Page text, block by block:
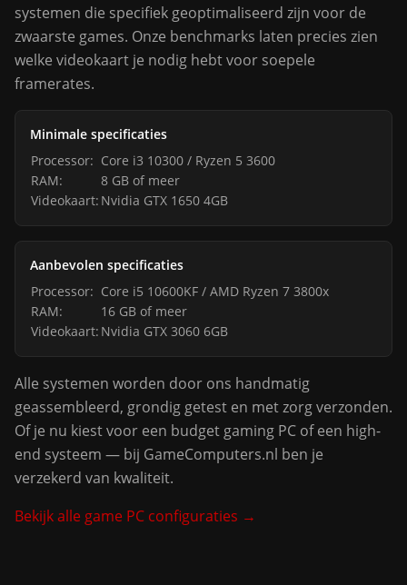
systemen die specifiek geoptimaliseerd zijn voor de
zwaarste games. Onze benchmarks laten precies zien
welke videokaart je nodig hebt voor soepele
framerates.
Minimale specificaties
Processor: Core i3 10300 / Ryzen 5 3600
RAM:
8 GB of meer
Videokaart: Nvidia GTX 1650 4GB
Aanbevolen specificaties
Processor: Core i5 10600KF / AMD Ryzen 7 3800x
RAM:
16 GB of meer
Videokaart: Nvidia GTX 3060 6GB
Alle systemen worden door ons handmatig
geassembleerd, grondig getest en met zorg verzonden.
Of je nu kiest voor een budget gaming PC of een high-
end systeem — bij GameComputers.nl ben je
verzekerd van kwaliteit.
Bekijk alle game PC configuraties →